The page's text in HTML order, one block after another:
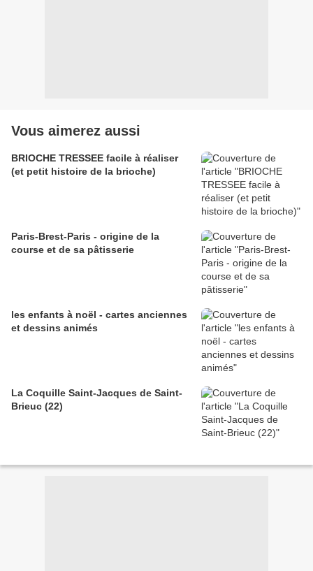
Vous aimerez aussi
BRIOCHE TRESSEE facile à réaliser
(et petit histoire de la brioche)
Paris-Brest-Paris - origine de la
course et de sa pâtisserie
les enfants à noël - cartes anciennes
et dessins animés
La Coquille Saint-Jacques de Saint-
Brieuc (22)